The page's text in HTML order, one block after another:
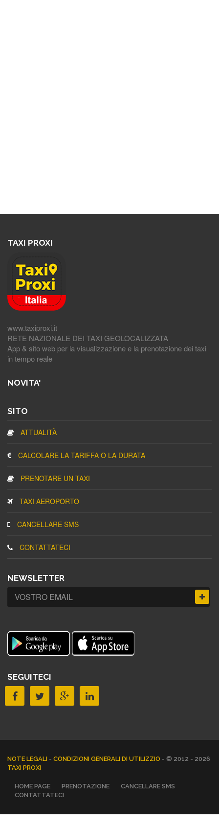
TAXI PROXI
www.taxiproxi.it
RETE NAZIONALE DEI TAXI GEOLOCALIZZATA
App & sito web per la visualizzazione e la prenotazione dei taxi
in tempo reale
NOVITA'
SITO
ATTUALITÀ
CALCOLARE LA TARIFFA O LA DURATA
PRENOTARE UN TAXI
TAXI AEROPORTO
CANCELLARE SMS
CONTATTATECI
NEWSLETTER
SEGUITECI
NOTE LEGALI - CONDIZIONI GENERALI DI UTILIZZIO - © 2012 - 2026
TAXI PROXI
HOME PAGE PRENOTAZIONE
CANCELLARE SMS
CONTATTATECI